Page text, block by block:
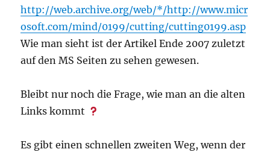
http://web.archive.org/web/*/http://www.micr
osoft.com/mind/0199/cutting/cutting0199.asp
Wie man sieht ist der Artikel Ende 2007 zuletzt
auf den MS Seiten zu sehen gewesen.
Bleibt nur noch die Frage, wie man an die alten
Links kommt
Es gibt einen schnellen zweiten Weg, wenn der